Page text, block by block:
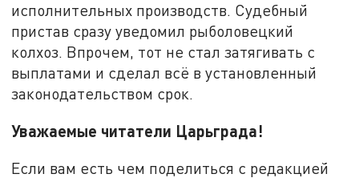
исполнительных производств. Судебный
пристав сразу уведомил рыболовецкий
колхоз. Впрочем, тот не стал затягивать с
выплатами и сделал всё в установленный
законодательством срок.
Уважаемые читатели Царьграда!
Если вам есть чем поделиться с редакцией